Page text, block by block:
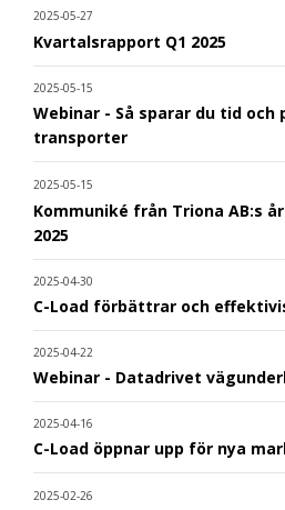
2025-05-27
Kvartalsrapport Q1 2025
2025-05-15
Webinar - Så sparar du tid och
transporter
2025-05-15
Kommuniké från Triona AB:s
2025
2025-04-30
C-Load förbättrar och
2025-04-22
Webinar - Datadrivet
2025-04-16
C-Load öppnar upp för nya
2025-02-26